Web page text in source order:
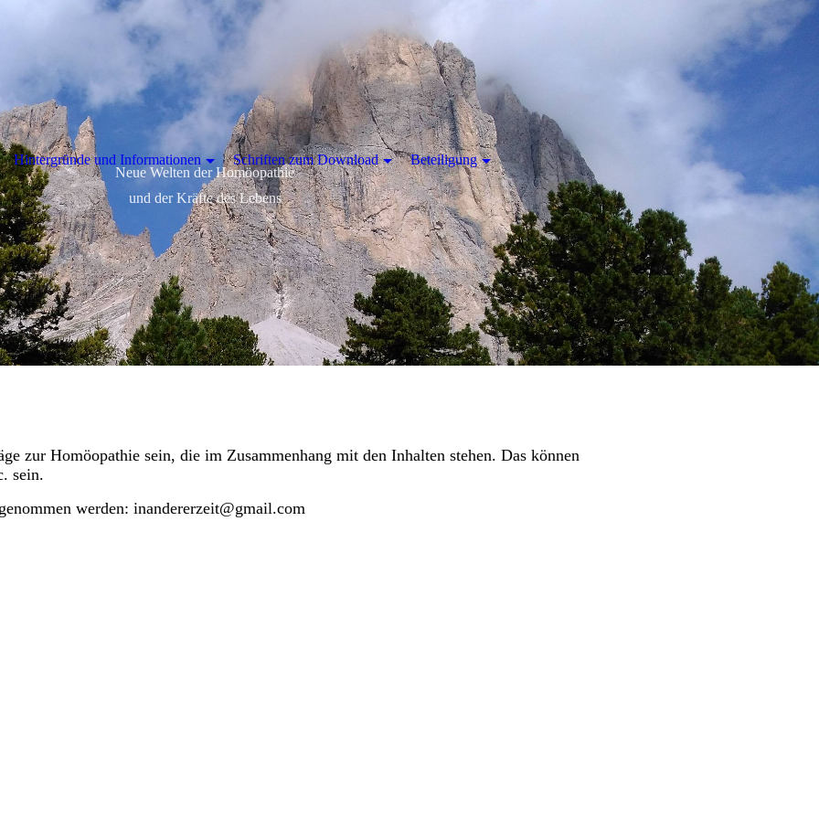
zur Homöopathie sein, die im Zusammenhang mit den Inhalten stehen. Das können
sein.
werden: inandererzeit@gmail.com
Neue Welten der Homöopathie
und der Kräfte des Lebens
Hintergründe und Informationen Schriften zum Download Beteiligung